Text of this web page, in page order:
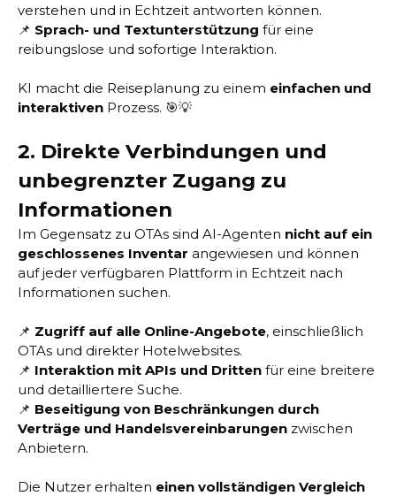
verstehen und in Echtzeit antworten können.
📌 Sprach- und Textunterstützung für eine
reibungslose und sofortige Interaktion.
KI macht die Reiseplanung zu einem einfachen und
interaktiven Prozess. 🎯💡
2. Direkte Verbindungen und
unbegrenzter Zugang zu
Informationen
Im Gegensatz zu OTAs sind AI-Agenten nicht auf ein
geschlossenes Inventar angewiesen und können
auf jeder verfügbaren Plattform in Echtzeit nach
Informationen suchen.
📌 Zugriff auf alle Online-Angebote, einschließlich
OTAs und direkter Hotelwebsites.
📌 Interaktion mit APIs und Dritten für eine breitere
und detailliertere Suche.
📌 Beseitigung von Beschränkungen durch
Verträge und Handelsvereinbarungen zwischen
Anbietern.
Die Nutzer erhalten einen vollständigen Vergleich